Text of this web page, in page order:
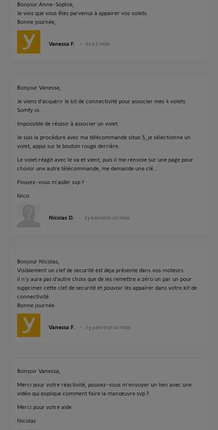
Bonjour Anne-Sophie,
Je vois que vous êtes parvenus à appairer vos volets.
Bonne journée,
Vanessa F. il y a 2 mois
Bonjour Vanessa,
Je viens d'acquérir le kit de connectivité pour associer mes 4 volets
Somfy io
Impossible de réussir à associer un volet.
Je suis la procédure avec ma télécommande situo 5, je sélectionne un
volet, appui sur le bouton rouge derrière.
Le volet réagit avec le va et vient, puis il me renvoie sur une page pour
choisir une autre télécommande, me demande une clé....
Pouvez-vous m'aider svp ?
Nico
Nicolas D. il y a environ un mois
Bonjour Nicolas,
Visiblement un clef de securité est deja présente dans vos moteurs.
il n'y aura pas d'autre choix que de les remettre a zéro un par un pour
supprimer cette clef de securité et pouvoir les appairer dans votre kit de
connectivité.
Bonne journée
Vanessa F. il y a environ un mois
Bonsoir Vanessa,
Merci pour votre réactivité, pouvez-vous m'envoyer un lien avec une
vidéo qui explique comment faire la manœuvre svp ?
Merci pour votre aide
Nicolas